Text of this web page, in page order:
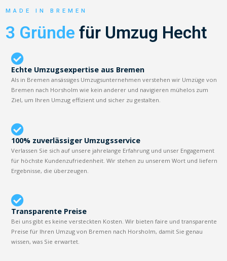
MADE IN BREMEN
3 Gründe für Umzug Hecht
Echte Umzugsexpertise aus Bremen
Als in Bremen ansässiges Umzugsunternehmen verstehen wir Umzüge von
Bremen nach Horsholm wie kein anderer und navigieren mühelos zum
Ziel, um Ihren Umzug effizient und sicher zu gestalten.
100% zuverlässiger Umzugsservice
Verlassen Sie sich auf unsere jahrelange Erfahrung und unser Engagement
für höchste Kundenzufriedenheit. Wir stehen zu unserem Wort und liefern
Ergebnisse, die überzeugen.
Transparente Preise
Bei uns gibt es keine versteckten Kosten. Wir bieten faire und transparente
Preise für Ihren Umzug von Bremen nach Horsholm, damit Sie genau
wissen, was Sie erwartet.